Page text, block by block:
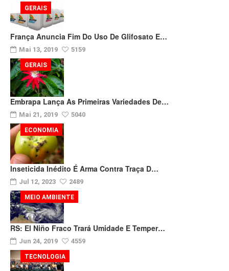
França Anuncia Fim Do Uso De Glifosato E…
Mai 13, 2019 5159
GERAIS
Embrapa Lança As Primeiras Variedades De…
Mai 21, 2019 5040
GERAIS
Inseticida Inédito É Arma Contra Traça D…
Jul 12, 2023 2489
ECONOMIA
RS: El Niño Fraco Trará Umidade E Temper…
Jun 24, 2019 4559
MEIO AMBIENTE
TECNOLOGIA